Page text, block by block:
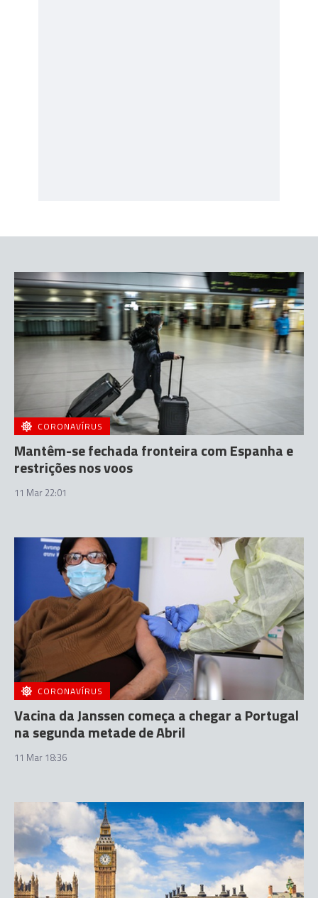
CORONAVÍRUS
Mantêm-se fechada fronteira com Espanha e
restrições nos voos
11 Mar 22:01
CORONAVÍRUS
Vacina da Janssen começa a chegar a Portugal
na segunda metade de Abril
11 Mar 18:36